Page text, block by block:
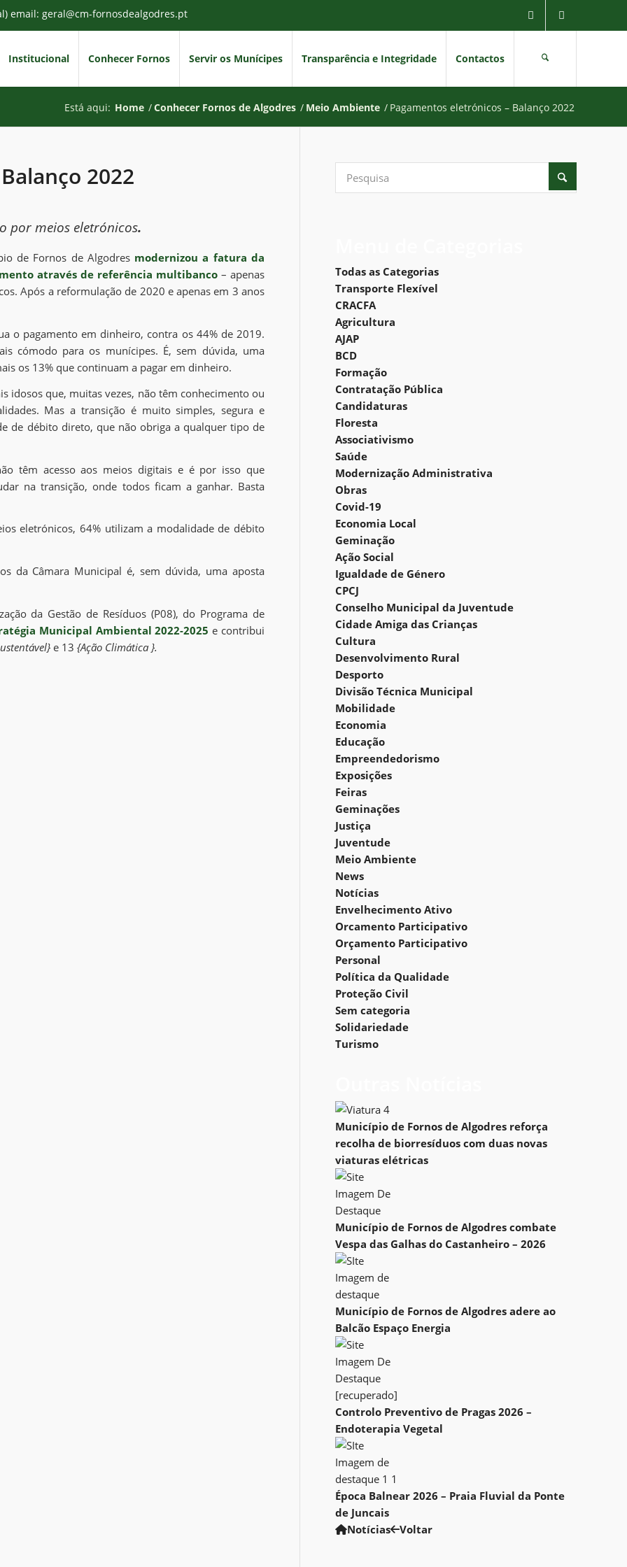
email: geral@cm-fornosdealgodres.pt
Institucional Conhecer Fornos Servir os Munícipes Transparência e Integridade Contactos
Está aqui: Home /Conhecer Fornos de Algodres / Meio Ambiente / Pagamentos eletrónicos – Balanço 2022
2022
por meios eletrónicos.
de Fornos de Algodres modernizou a fatura da
através de referência multibanco – apenas
Após a reformulação de 2020 e apenas em 3 anos
o pagamento em dinheiro, contra os 44% de 2019.
cómodo para os munícipes. É, sem dúvida, uma
os 13% que continuam a pagar em dinheiro.
idosos que, muitas vezes, não têm conhecimento ou
Mas a transição é muito simples, segura e
de débito direto, que não obriga a qualquer tipo de
têm acesso aos meios digitais e é por isso que
na transição, onde todos ficam a ganhar. Basta
eletrónicos, 64% utilizam a modalidade de débito
da Câmara Municipal é, sem dúvida, uma aposta
da Gestão de Resíduos (P08), do Programa de
Municipal Ambiental 2022-2025 e contribui
e 13 {Ação Climática }.
Todas as Categorias
Transporte Flexível
CRACFA
Agricultura
AJAP
BCD
Formação
Contratação Pública
Candidaturas
Floresta
Associativismo
Saúde
Modernização Administrativa
Obras
Covid-19
Economia Local
Geminação
Ação Social
Igualdade de Género
CPCJ
Conselho Municipal da Juventude
Cidade Amiga das Crianças
Cultura
Desenvolvimento Rural
Desporto
Divisão Técnica Municipal
Mobilidade
Economia
Educação
Empreendedorismo
Exposições
Feiras
Geminações
Justiça
Juventude
Meio Ambiente
News
Notícias
Envelhecimento Ativo
Orcamento Participativo
Orçamento Participativo
Personal
Política da Qualidade
Proteção Civil
Sem categoria
Solidariedade
Turismo
Município de Fornos de Algodres reforça
recolha de biorresíduos com duas novas
viaturas elétricas
Município de Fornos de Algodres combate
Vespa das Galhas do Castanheiro – 2026
Município de Fornos de Algodres adere ao
Balcão Espaço Energia
Controlo Preventivo de Pragas 2026 –
Endoterapia Vegetal
Época Balnear 2026 – Praia Fluvial da Ponte
de Juncais
Notícias
Voltar